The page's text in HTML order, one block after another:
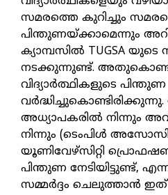
സമരത്തെ കുറിച്ചും
പിന്തുണയ്ക്കാമെന്നും
ക്യാമ്പസിൽ TUGSA
നടക്കുന്നുണ്ട്. അതുകൊണ്ട്
വിദ്യാർത്ഥികളുടെ പിന്തുണ
അധ്യാപകരിൽ നിന്നും
നിന്നും (ടെംപിൾ
യൂണിവേഴ്സിറ്റി
പിന്തുണ നേടിയിട്ടുണ്ട്,
സമ്മർദ്ദം ചെലുത്താൻ ഇത്